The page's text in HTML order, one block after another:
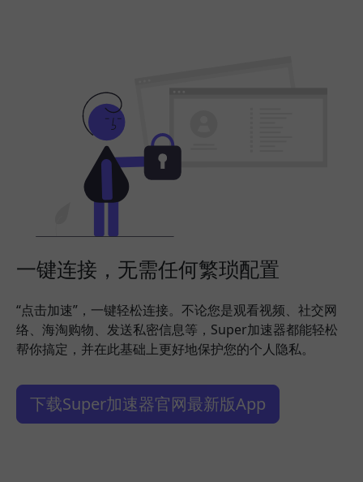
一键连接，无需任何繁琐配置
“点击加速”，一键轻松连接。不论您是观看视频、社交网
络、海淘购物、发送私密信息等，Super加速器都能轻松
帮你搞定，并在此基础上更好地保护您的个人隐私。
下载Super加速器官网最新版App